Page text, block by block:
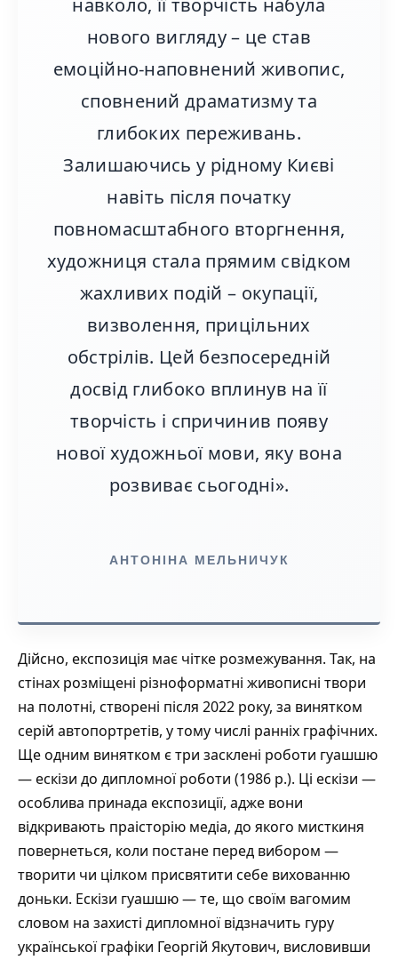
навколо, її творчість набула
нового вигляду – це став
емоційно-наповнений живопис,
сповнений драматизму та
глибоких переживань.
Залишаючись у рідному Києві
навіть після початку
повномасштабного вторгнення,
художниця стала прямим свідком
жахливих подій – окупації,
визволення, прицільних
обстрілів. Цей безпосередній
досвід глибоко вплинув на її
творчість і спричинив появу
нової художньої мови, яку вона
розвиває сьогодні».
АНТОНІНА МЕЛЬНИЧУК
Дійсно, експозиція має чітке розмежування. Так, на
стінах розміщені різноформатні живописні твори
на полотні, створені після 2022 року, за винятком
серій автопортретів, у тому числі ранніх графічних.
Ще одним винятком є три засклені роботи гуашшю
— ескізи до дипломної роботи (1986 р.). Ці ескізи —
особлива принада експозиції, адже вони
відкривають праісторію медіа, до якого мисткиня
повернеться, коли постане перед вибором —
творити чи цілком присвятити себе вихованню
доньки. Ескізи гуашшю — те, що своїм вагомим
словом на захисті дипломної відзначить гуру
української графіки Георгій Якутович, висловивши